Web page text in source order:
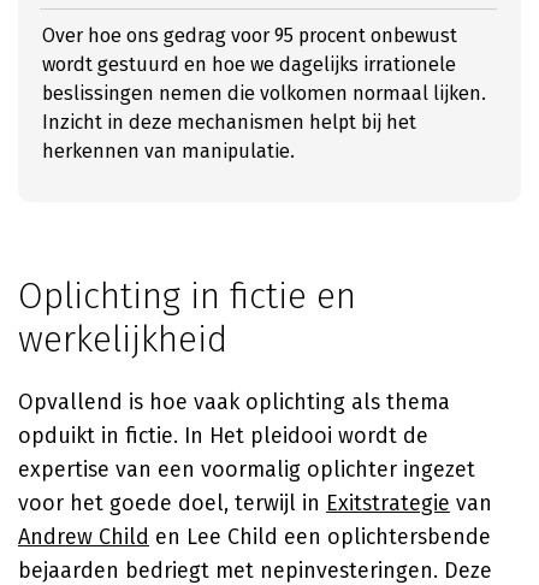
Over hoe ons gedrag voor 95 procent onbewust
wordt gestuurd en hoe we dagelijks irrationele
beslissingen nemen die volkomen normaal lijken.
Inzicht in deze mechanismen helpt bij het
herkennen van manipulatie.
Oplichting in fictie en
werkelijkheid
Opvallend is hoe vaak oplichting als thema
opduikt in fictie. In Het pleidooi wordt de
expertise van een voormalig oplichter ingezet
voor het goede doel, terwijl in Exitstrategie van
Andrew Child en Lee Child een oplichtersbende
bejaarden bedriegt met nepinvesteringen. Deze